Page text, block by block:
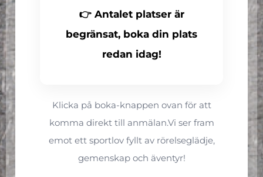
👉 Antalet platser är
begränsat, boka din plats
redan idag!
Klicka på boka-knappen ovan för att
komma direkt till anmälan.Vi ser fram
emot ett sportlov fyllt av rörelseglädje,
gemenskap och äventyr!